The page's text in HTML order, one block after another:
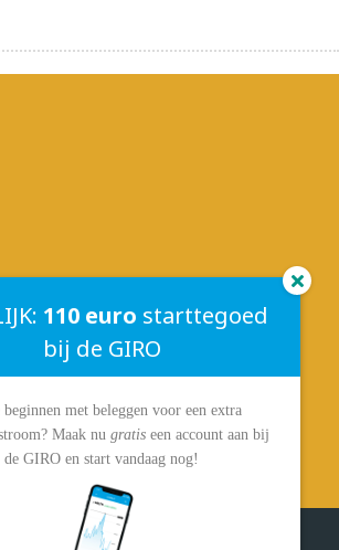
110 euro starttegoed
bij de GIRO
met beleggen voor een extra
Maak nu gratis een account aan bij
de GIRO en start vandaag nog!